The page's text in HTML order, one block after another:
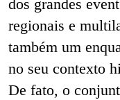
dos grandes
regionais e
também um
no seu contexto
De fato, o